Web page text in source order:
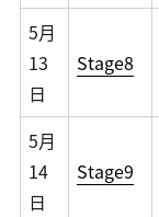
5月
13
日
Stage8
5月
14
日
Stage9